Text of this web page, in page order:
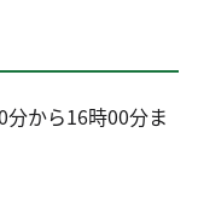
から16時00分ま